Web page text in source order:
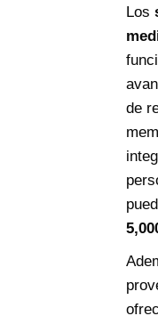
Los
de
5,